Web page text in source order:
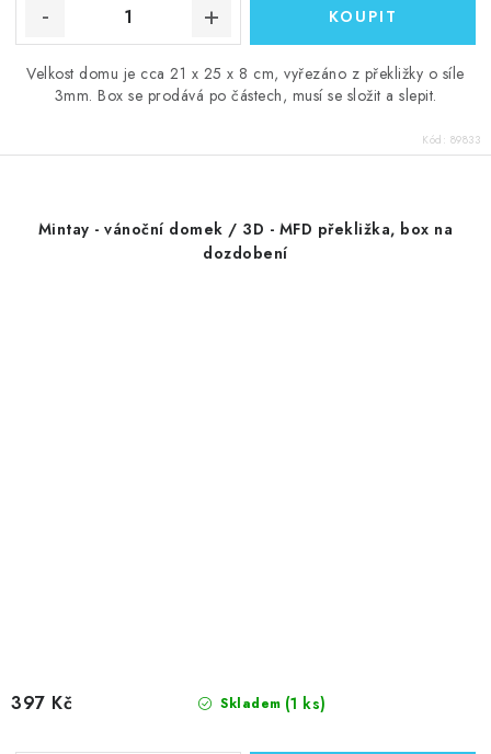
Velkost domu je cca 21 x 25 x 8 cm, vyřezáno z překližky o síle
3mm. Box se prodává po částech, musí se složit a slepit.
Kód: 89833
Mintay - vánoční domek / 3D - MFD překližka, box na
dozdobení
Skladem (1 ks)
397 Kč